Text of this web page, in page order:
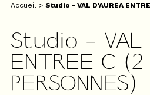
Accueil > Studio - VAL D'AUREA
Studio - VAL
ENTREE C (2
PERSONNES)